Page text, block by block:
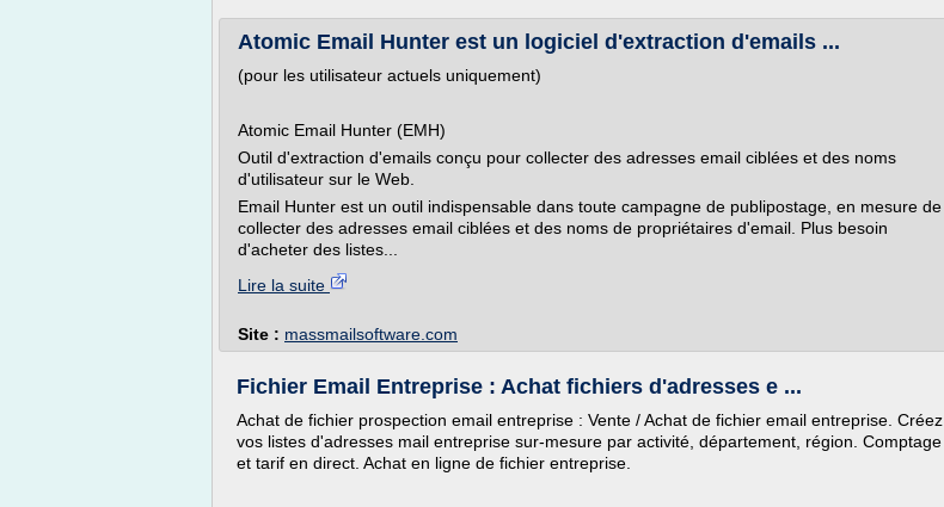
Atomic Email Hunter est un logiciel d'extraction d'emails ...
(pour les utilisateur actuels uniquement)
Atomic Email Hunter (EMH)
Outil d'extraction d'emails conçu pour collecter des adresses email ciblées et des noms
d'utilisateur sur le Web.
Email Hunter est un outil indispensable dans toute campagne de publipostage, en mesure de
collecter des adresses email ciblées et des noms de propriétaires d'email. Plus besoin
d'acheter des listes...
Lire la suite
Site : massmailsoftware.com
Fichier Email Entreprise : Achat fichiers d'adresses e ...
Achat de fichier prospection email entreprise : Vente / Achat de fichier email entreprise. Créez
vos listes d'adresses mail entreprise sur-mesure par activité, département, région. Comptage
et tarif en direct. Achat en ligne de fichier entreprise.